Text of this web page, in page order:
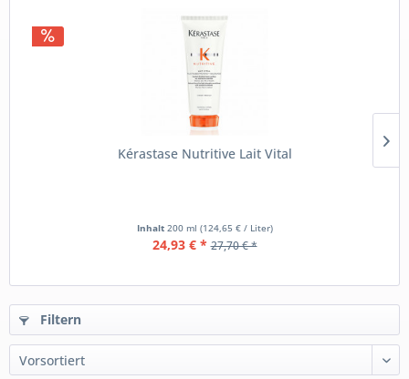
Kérastase Nutritive Lait Vital
Inhalt 200 ml (124,65 € / Liter)
24,93 € * 27,70 € *
Filtern